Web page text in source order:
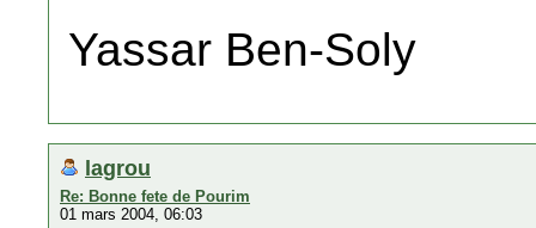
Yassar Ben-Soly
lagrou
Re: Bonne fete de Pourim
01 mars 2004, 06:03